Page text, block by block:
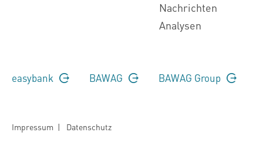
Nachrichten
Analysen
easybank BAWAG BAWAG Group
Impressum | Datenschutz